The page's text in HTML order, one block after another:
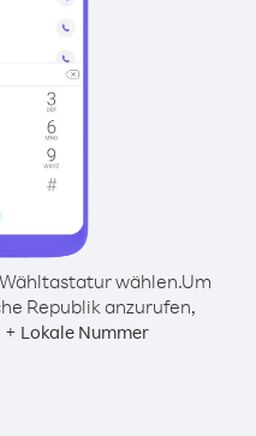
wählen.Um
Republik anzurufen,
+ Lokale Nummer